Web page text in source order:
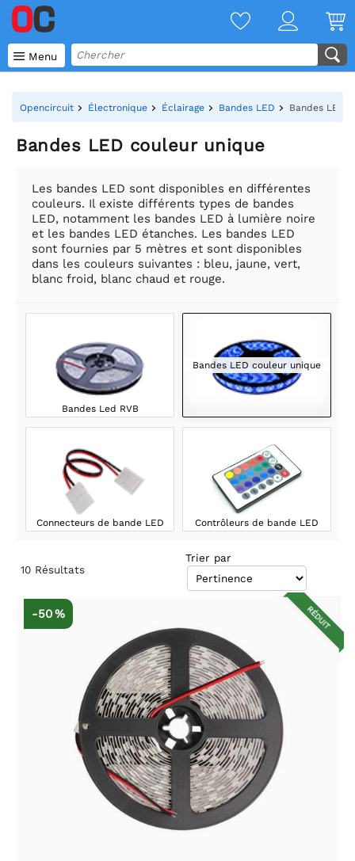
 Menu
Opencircuit Électronique Éclairage Bandes LED Bandes LED
Bandes LED couleur unique
Les bandes LED sont disponibles en différentes
couleurs. Il existe différents types de bandes
LED, notamment les bandes LED à lumière noire
et les bandes LED étanches. Les bandes LED
sont fournies par 5 mètres et sont disponibles
dans les couleurs suivantes : bleu, jaune, vert,
blanc froid, blanc chaud et rouge.
Bandes Led RVB
Bandes LED couleur unique
Connecteurs de bande LED Contrôleurs de bande LED
10 Résultats
Trier par
RÉDUIT
-50 %